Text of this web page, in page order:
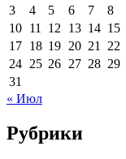
3
4 5 6 7 8
10 11 12 13 14 15
17 18 19 20 21 22
24 25 26 27 28 29
31
« Июл
Рубрики